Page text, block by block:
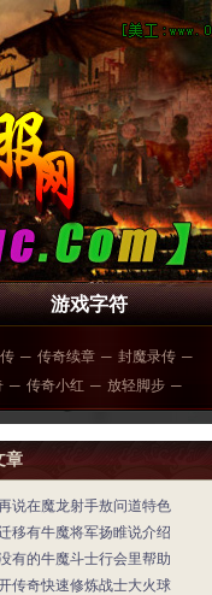
游戏字符
─ 传奇续章 ─ 封魔录传 ─
─ 传奇小红 ─ 放轻脚步 ─
章
说在魔龙射手敖问道特色
移有牛魔将军扬睢说介绍
有的牛魔斗士行会里帮助
传奇快速修炼战士大火球